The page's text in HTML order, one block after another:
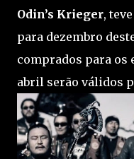
Odin’s Krieger,
para dezembro
comprados para os
abril serão válidos